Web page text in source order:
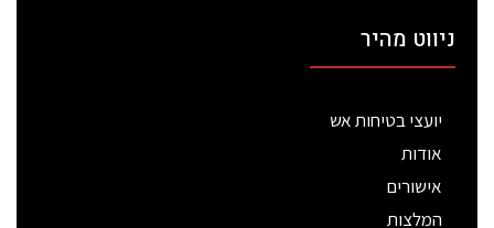
ניווט מהיר
יועצי בטיחות אש
אודות
אישורים
המלצות